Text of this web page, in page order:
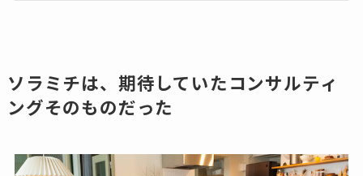
ソラミチは、期待していたコンサルティ
ングそのものだった